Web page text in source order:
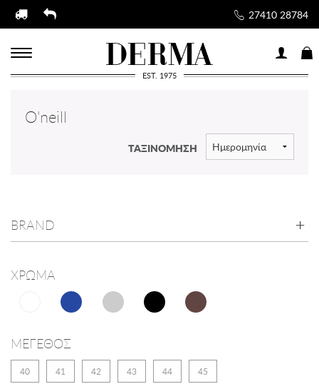
27410 28784
EST. 1975
O'neill
ΤΑΞΙΝΟΜΗΣΗ
BRAND
ΧΡΩΜΑ
ΜΕΓΕΘΟΣ
40 41 42 43 44 45